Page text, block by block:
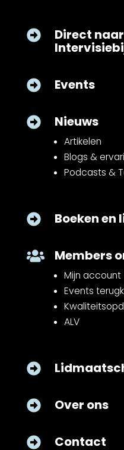
 Direct naar
 Events
 Nieuws
Artikelen
Blogs &
Podcasts &
 Boeken
 Members
Mijn account
Events
ALV

 Over ons
 Contact